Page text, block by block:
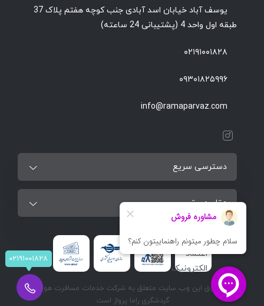
۰۲۱۹۱۰۰۱۸۲۸
یوسف آباد خیابان اسد آبادی جنب کوچه هفتم پلاک 37
طبقه اول واحد 4 (پشتیبانی 24 ساعته)
۰۲۱۹۱۰۰۱۸۲۸
۰۹۳۰۱۸۲۵۹۹۶
info@ramaparvaz.com
دسترسی سریع
مقاصد برتر
تمام حقوق این وب سایت متعلق به شرکت خدمات مسافرت هوایی و
گردشگری راما پرواز است.